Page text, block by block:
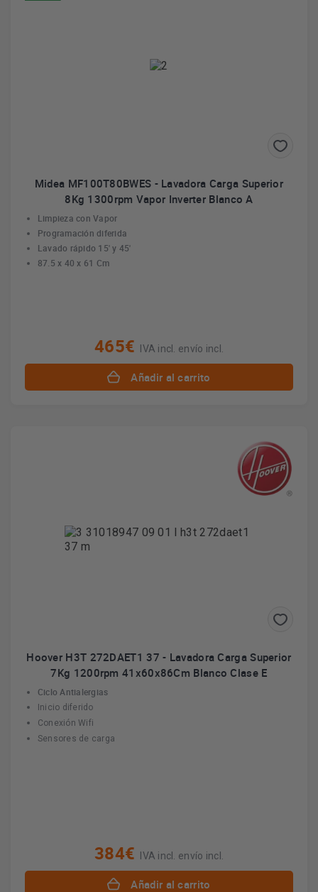
Midea MF100T80BWES - Lavadora Carga Superior
8Kg 1300rpm Vapor Inverter Blanco A
Limpieza con Vapor
Programación diferida
Lavado rápido 15' y 45'
87.5 x 40 x 61 Cm
465€ IVA incl. envío incl.
Añadir al carrito
Hoover H3T 272DAET1 37 - Lavadora Carga Superior
7Kg 1200rpm 41x60x86Cm Blanco Clase E
Ciclo Antialergias
Inicio diferido
Conexión Wifi
Sensores de carga
384€ IVA incl. envío incl.
Añadir al carrito